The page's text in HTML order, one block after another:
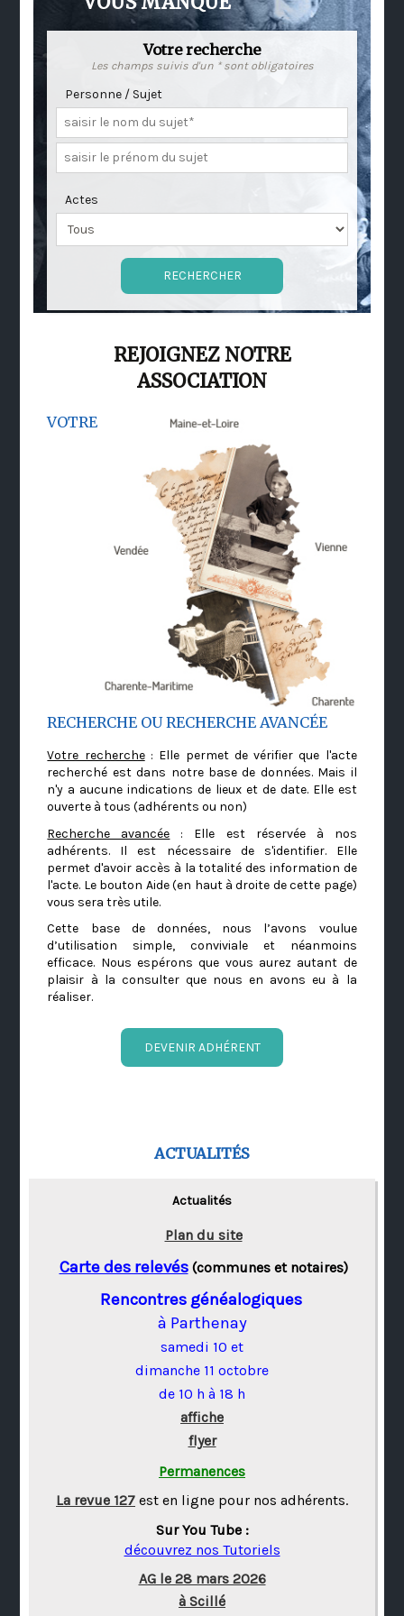
Votre recherche
Les champs suivis d'un * sont obligatoires
Personne / Sujet
Actes
REJOIGNEZ NOTRE
ASSOCIATION
VOTRE
RECHERCHE OU RECHERCHE AVANCÉE
Votre recherche: Elle permet de vérifier que l'acte
recherché est dans notre base de données. Mais il
n'y a aucune indications de lieux et de date. Elle est
ouverte à tous (adhérents ou non)
Recherche avancée : Elle est réservée à nos
adhérents. Il est nécessaire de s'identifier. Elle
permet d'avoir accès à la totalité des information de
l'acte. Le bouton Aide (en haut à droite de cette page)
vous sera très utile.
Cette base de données, nous l’avons voulue
d’utilisation simple, conviviale et néanmoins
efficace. Nous espérons que vous aurez autant de
plaisir à la consulter que nous en avons eu à la
réaliser.
DEVENIR ADHÉRENT
ACTUALITÉS
Actualités
Plan du site
Carte des relevés(communes et notaires)
Rencontres généalogiques
à Parthenay
samedi 10 et
dimanche 11 octobre
de 10 h à 18 h
affiche
flyer
Permanences
La revue 127 est en ligne pour nos adhérents.
Sur You Tube :
découvrez nos Tutoriels
AG le 28 mars 2026
à Scillé